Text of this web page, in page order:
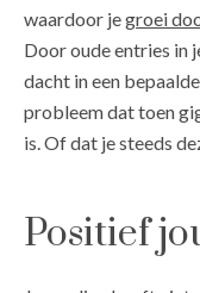
waardoor jegroei
Door oude entries in
dacht in een
probleem dat toen
is. Of dat je steeds
Positief